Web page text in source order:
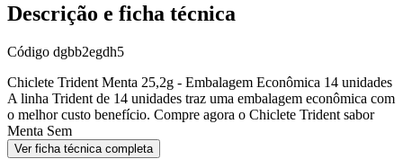
Descrição e ficha técnica
Código dgbb2egdh5
Chiclete Trident Menta 25,2g - Embalagem Econômica 14 unidades
A linha Trident de 14 unidades traz uma embalagem econômica com
o melhor custo benefício. Compre agora o Chiclete Trident sabor
Menta Sem
Ver ficha técnica completa